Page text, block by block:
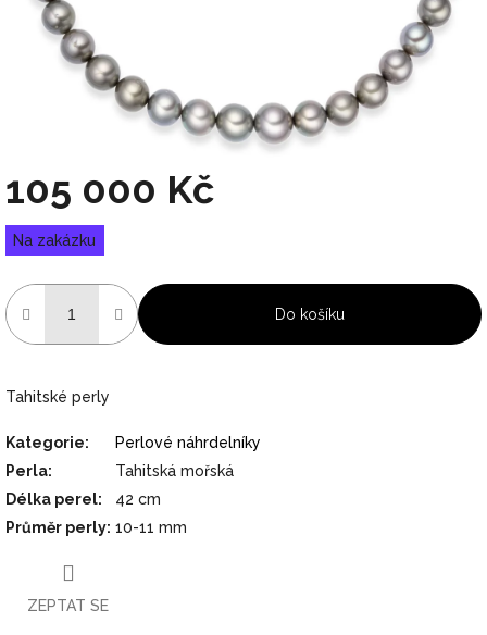
105 000 Kč
Měrná
cena:
Na zakázku
Do košíku
Tahitské perly
Kategorie:
Perlové náhrdelníky
Perla:
Tahitská mořská
Délka perel:
42 cm
Průměr perly: 10-11 mm
ZEPTAT SE